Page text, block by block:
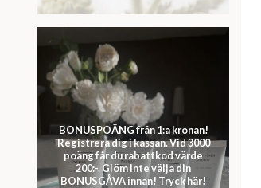
BONUSPOÄNG från 1:a kronan!
Registrera dig i kassan. Vid 3000
poäng får du rabattkod värde
200:-. Glöm inte välja din
BONUSGÅVA innan! Tryck här!